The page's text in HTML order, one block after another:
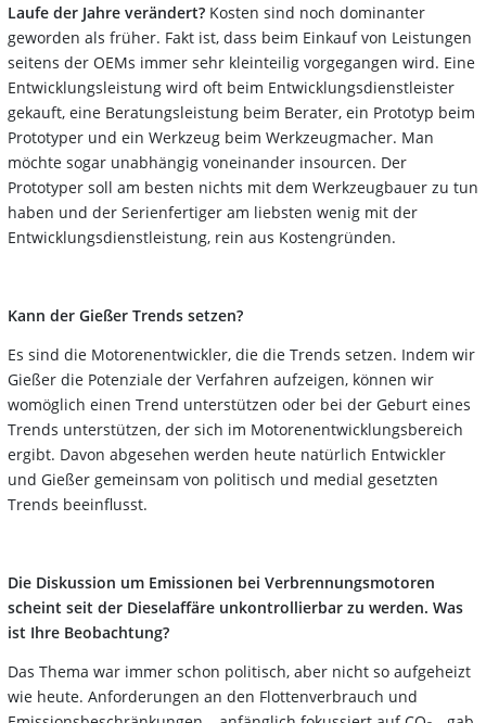
Laufe der Jahre verändert? Kosten sind noch dominanter
geworden als früher. Fakt ist, dass beim Einkauf von Leistungen
seitens der OEMs immer sehr kleinteilig vorgegangen wird. Eine
Entwicklungsleistung wird oft beim Entwicklungsdienstleister
gekauft, eine Beratungsleistung beim Berater, ein Prototyp beim
Prototyper und ein Werkzeug beim Werkzeugmacher. Man
möchte sogar unabhängig voneinander insourcen. Der
Prototyper soll am besten nichts mit dem Werkzeugbauer zu tun
haben und der Serienfertiger am liebsten wenig mit der
Entwicklungsdienstleistung, rein aus Kostengründen.
Kann der Gießer Trends setzen?
Es sind die Motorenentwickler, die die Trends setzen. Indem wir
Gießer die Potenziale der Verfahren aufzeigen, können wir
womöglich einen Trend unterstützen oder bei der Geburt eines
Trends unterstützen, der sich im Motorenentwicklungsbereich
ergibt. Davon abgesehen werden heute natürlich Entwickler
und Gießer gemeinsam von politisch und medial gesetzten
Trends beeinflusst.
Die Diskussion um Emissionen bei Verbrennungsmotoren
scheint seit der Dieselaffäre unkontrollierbar zu werden. Was
ist Ihre Beobachtung?
Das Thema war immer schon politisch, aber nicht so aufgeheizt
wie heute. Anforderungen an den Flottenverbrauch und